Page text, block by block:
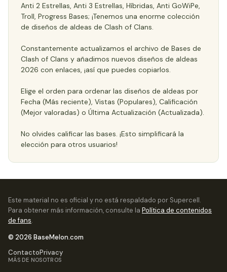
Anti 2 Estrellas, Anti 3 Estrellas, Híbridas, Anti GoWiPe,
Troll, Progress Bases; ¡Tenemos una enorme colección
de diseños de aldeas de Clash of Clans.
Constantemente actualizamos el archivo de Bases de
Clash of Clans y añadimos nuevos diseños de aldeas
2026 con enlaces, ¡así que puedes copiarlos.
Elige el orden para ordenar las diseños de aldeas por
Fecha (Más reciente), Vistas (Populares), Calificación
(Mejor valoradas) o Última Actualización (Actualizada).
No olvides calificar las bases. ¡Esto simplificará la
elección para otros usuarios!
Este material no es oficial y no está respaldado por Supercell.
Para obtener más información, consulte la Política de contenidos
de fans.
© 2026 BaseMelon.com
ContactoPrivacy
MÁS DE NOSOTROS